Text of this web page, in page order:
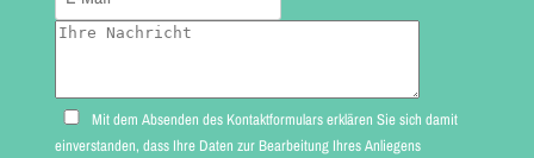
Mit dem Absenden des Kontaktformulars erklären Sie sich damit
einverstanden, dass Ihre Daten zur Bearbeitung Ihres Anliegens